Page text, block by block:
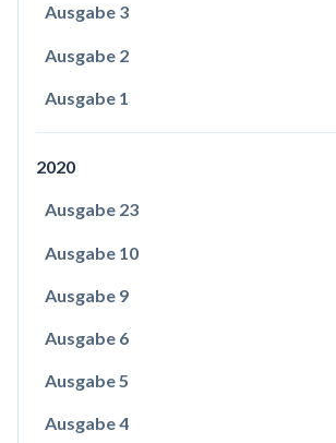
Ausgabe 3
Ausgabe 2
Ausgabe 1
2020
Ausgabe 23
Ausgabe 10
Ausgabe 9
Ausgabe 6
Ausgabe 5
Ausgabe 4